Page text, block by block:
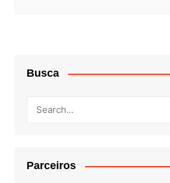
Busca
Parceiros